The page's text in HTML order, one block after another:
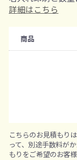
購入条件
既製品：50個か
名入れあり：
詳細はこちら
商品
こちらのお見積もり
って、別途手数料が
もりをご希望のお客